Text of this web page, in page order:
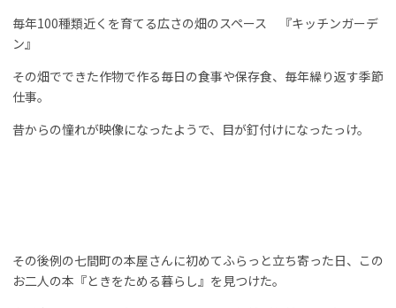
毎年100種類近くを育てる広さの畑のスペース 『キッチンガーデ
ン』
その畑でできた作物で作る毎日の食事や保存食、毎年繰り返す季節
仕事。
昔からの憧れが映像になったようで、目が釘付けになったっけ。
その後例の七間町の本屋さんに初めてふらっと立ち寄った日、この
お二人の本『ときをためる暮らし』を見つけた。